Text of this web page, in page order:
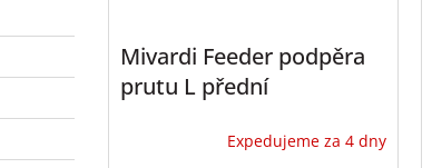
Mivardi Feeder podpěra
prutu L přední
Expedujeme za 4 dny